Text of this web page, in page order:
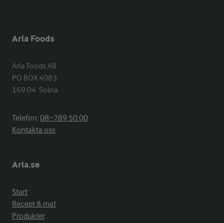
Arla Foods
Arla Foods AB
PO BOX 4083
169 04  Solna
Telefon:08−789 50 00
Kontakta oss
Arla.se
Start
Recept & mat
Produkter